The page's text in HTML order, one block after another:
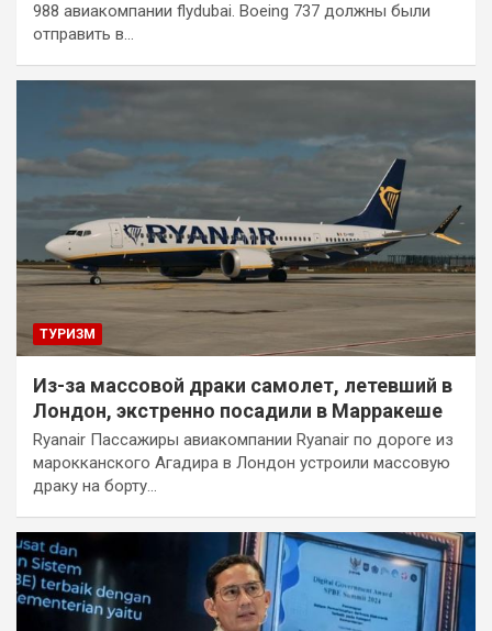
988 авиакомпании flydubai. Boeing 737 должны были
отправить в…
ТУРИЗМ
Из-за массовой драки самолет, летевший в
Лондон, экстренно посадили в Марракеше
Ryanair Пассажиры авиакомпании Ryanair по дороге из
марокканского Агадира в Лондон устроили массовую
драку на борту…